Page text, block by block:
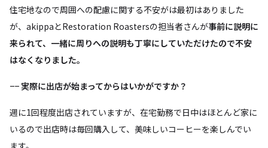
住宅地なので周囲への配慮に関する不安がは最初はありました
が、akippaとRestoration Roastersの担当者さんが事前に説明に
来られて、一緒に周りへの説明も丁寧にしていただけたので不安
はなくなりました。
−−実際に出店が始まってからはいかがですか？
週に1回程度出店されていますが、在宅勤務で日中はほとんど家に
いるので出店時は毎回購入して、美味しいコーヒーを楽しんでい
ます。